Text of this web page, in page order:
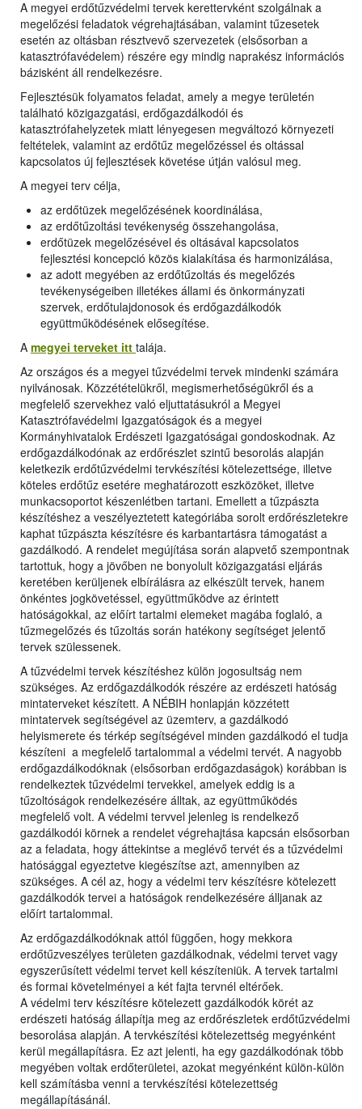
A megyei erdőtűzvédelmi tervek kerettervként szolgálnak a
megelőzési feladatok végrehajtásában, valamint tűzesetek
esetén az oltásban résztvevő szervezetek (elsősorban a
katasztrófavédelem) részére egy mindig naprakész információs
bázisként áll rendelkezésre.
Fejlesztésük folyamatos feladat, amely a megye területén
található közigazgatási, erdőgazdálkodói és
katasztrófahelyzetek miatt lényegesen megváltozó környezeti
feltételek, valamint az erdőtűz megelőzéssel és oltással
kapcsolatos új fejlesztések követése útján valósul meg.
A megyei terv célja,
az erdőtüzek megelőzésének koordinálása,
az erdőtűzoltási tevékenység összehangolása,
erdőtüzek megelőzésével és oltásával kapcsolatos
fejlesztési koncepció közös kialakítása és harmonizálása,
az adott megyében az erdőtűzoltás és megelőzés
tevékenységeiben illetékes állami és önkormányzati
szervek, erdőtulajdonosok és erdőgazdálkodók
együttműködésének elősegítése.
A megyei terveket itt talája.
Az országos és a megyei tűzvédelmi tervek mindenki számára
nyilvánosak. Közzétételükről, megismerhetőségükről és a
megfelelő szervekhez való eljuttatásukról a Megyei
Katasztrófavédelmi Igazgatóságok és a megyei
Kormányhivatalok Erdészeti Igazgatóságai gondoskodnak. Az
erdőgazdálkodónak az erdőrészlet szintű besorolás alapján
keletkezik erdőtűzvédelmi tervkészítési kötelezettsége, illetve
köteles erdőtűz esetére meghatározott eszközöket, illetve
munkacsoportot készenlétben tartani. Emellett a tűzpászta
készítéshez a veszélyeztetett kategóriába sorolt erdőrészletekre
kaphat tűzpászta készítésre és karbantartásra támogatást a
gazdálkodó. A rendelet megújítása során alapvető szempontnak
tartottuk, hogy a jövőben ne bonyolult közigazgatási eljárás
keretében kerüljenek elbírálásra az elkészült tervek, hanem
önkéntes jogkövetéssel, együttműködve az érintett
hatóságokkal, az előírt tartalmi elemeket magába foglaló, a
tűzmegelőzés és tűzoltás során hatékony segítséget jelentő
tervek szülessenek.
A tűzvédelmi tervek készítéshez külön jogosultság nem
szükséges. Az erdőgazdálkodók részére az erdészeti hatóság
mintaterveket készített. A NÉBIH honlapján közzétett
mintatervek segítségével az üzemterv, a gazdálkodó
helyismerete és térkép segítségével minden gazdálkodó el tudja
készíteni a megfelelő tartalommal a védelmi tervét. A nagyobb
erdőgazdálkodóknak (elsősorban erdőgazdaságok) korábban is
rendelkeztek tűzvédelmi tervekkel, amelyek eddig is a
tűzoltóságok rendelkezésére álltak, az együttműködés
megfelelő volt. A védelmi tervvel jelenleg is rendelkező
gazdálkodói körnek a rendelet végrehajtása kapcsán elsősorban
az a feladata, hogy áttekintse a meglévő tervét és a tűzvédelmi
hatósággal egyeztetve kiegészítse azt, amennyiben az
szükséges. A cél az, hogy a védelmi terv készítésre kötelezett
gazdálkodók tervei a hatóságok rendelkezésére álljanak az
előírt tartalommal.
Az erdőgazdálkodóknak attól függően, hogy mekkora
erdőtűzveszélyes területen gazdálkodnak, védelmi tervet vagy
egyszerűsített védelmi tervet kell készíteniük. A tervek tartalmi
és formai követelményei a két fajta tervnél eltérőek.
A védelmi terv készítésre kötelezett gazdálkodók körét az
erdészeti hatóság állapítja meg az erdőrészletek erdőtűzvédelmi
besorolása alapján. A tervkészítési kötelezettség megyénként
kerül megállapításra. Ez azt jelenti, ha egy gazdálkodónak több
megyében voltak erdőterületei, azokat megyénként külön-külön
kell számításba venni a tervkészítési kötelezettség
megállapításánál.